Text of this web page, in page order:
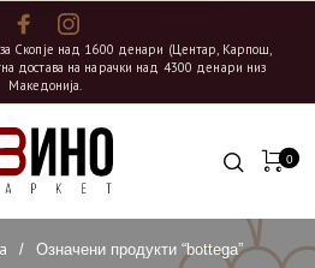
за Скопје над 1600 денари (Центар, Карпош,
достава на нарачки над 4300 денари низ
Македонија.
0
/ Означени продукти “bottega”